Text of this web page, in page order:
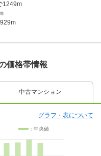
1249m
価格帯情報
中古マンション
グラフ・表について
：中央値